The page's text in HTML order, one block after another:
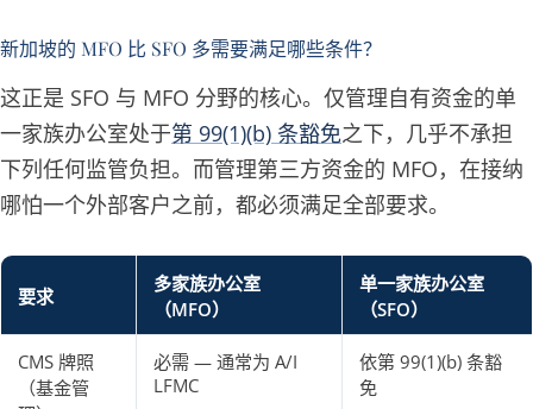
新加坡的 MFO 比 SFO 多需要满足哪些条件？
这正是 SFO 与 MFO 分野的核心。仅管理自有资金的单
一家族办公室处于第 99(1)(b) 条豁免之下，几乎不承担
下列任何监管负担。而管理第三方资金的 MFO，在接纳
哪怕一个外部客户之前，都必须满足全部要求。
要求
多家族办公室
（MFO）
单一家族办公室
（SFO）
CMS 牌照
（基金管
必需 — 通常为 A/I
LFMC
依第 99(1)(b) 条豁
免